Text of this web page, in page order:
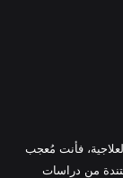
فأنت مُعجب
من دراسات